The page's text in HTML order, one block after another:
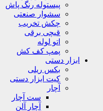
پیستوله رنگ پاش
سشوار صنعتی
چکش تخریب
قیچی برقی
اتو لوله
پمپ کف کش
ابزار دستی
بکس ریلی
کیت ابزار دستی
آچار
ست آچار
آچار آلن